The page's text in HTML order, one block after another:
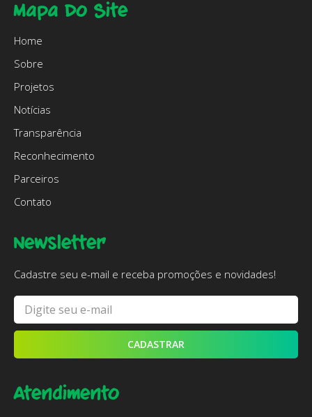
Mapa Do Site
Home
Sobre
Projetos
Notícias
Transparência
Reconhecimento
Parceiros
Contato
Newsletter
Cadastre seu e-mail e receba promoções e novidades!
CADASTRAR
Atendimento